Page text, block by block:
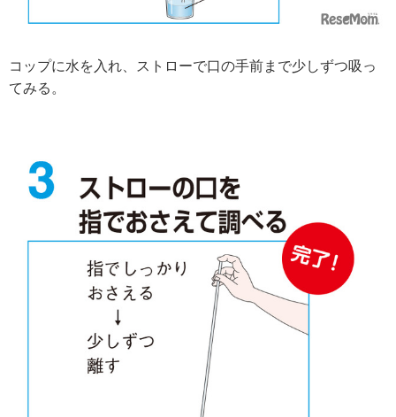
コップに水を入れ、ストローで口の手前まで少しずつ吸っ
てみる。